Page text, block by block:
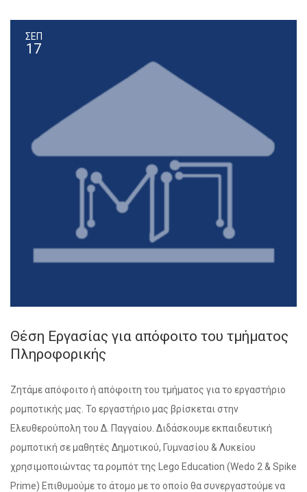
ΣΕΠ
17
Θέση Εργασίας για απόφοιτο του τμήματος
Πληροφορικής
Ζητάμε απόφοιτο ή απόφοιτη του τμήματος για το εργαστήριο
ρομποτικής μας. Το εργαστήριο μας βρίσκεται στην
Ελευθερούπολη του Δ. Παγγαίου. Διδάσκουμε εκπαιδευτική
ρομποτική σε μαθητές Δημοτικού, Γυμνασίου & Λυκείου
χρησιμοποιώντας τα ρομπότ της Lego Education (Wedo 2 & Spike
Prime) Επιθυμούμε το άτομο με το οποίο θα συνεργαστούμε να